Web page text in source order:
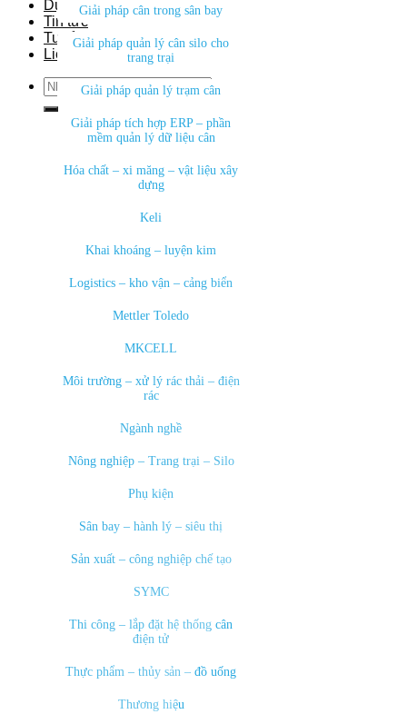
Dự án
Tin tức
Tuyển dụng
Liên hệ
Search
for:
Giải pháp cân trong sân bay
Giải pháp quản lý cân silo cho
trang trại
Giải pháp quản lý trạm cân
Giải pháp tích hợp ERP – phần
mềm quản lý dữ liệu cân
Hóa chất – xi măng – vật liệu xây
dựng
Keli
Khai khoáng – luyện kim
Logistics – kho vận – cảng biển
Mettler Toledo
MKCELL
Môi trường – xử lý rác thải – điện
rác
Ngành nghề
Nông nghiệp – Trang trại – Silo
Phụ kiện
Sân bay – hành lý – siêu thị
Sản xuất – công nghiệp chế tạo
SYMC
Thi công – lắp đặt hệ thống cân
điện tử
Thực phẩm – thủy sản – đồ uống
Thương hiệu